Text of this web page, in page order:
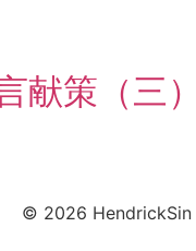
策（三）
© 2026 HendrickSin